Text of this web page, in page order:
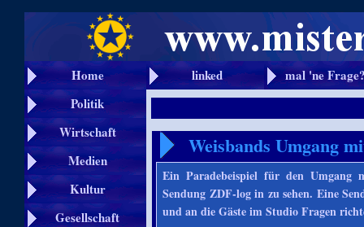
Home linked
mal 'ne
Politik
Wirtschaft
Medien
Kultur
Gesellschaft
Weisbands Umgang
Ein Paradebeispiel für den
Sendung ZDF-log in zu sehen. Eine
und an die Gäste im Studio Fragen